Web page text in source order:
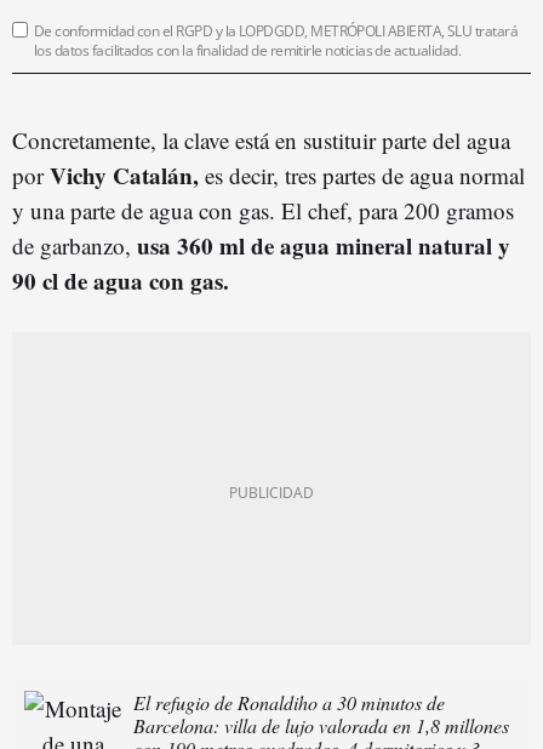
De conformidad con el RGPD y la LOPDGDD, METRÓPOLI ABIERTA, SLU tratará
los datos facilitados con la finalidad de remitirle noticias de actualidad.
Concretamente, la clave está en sustituir parte del agua
porVichy Catalán, es decir, tres partes de agua normal
y una parte de agua con gas. El chef, para 200 gramos
de garbanzo, usa 360 ml de agua mineral natural y
90 cl de agua con gas.
El refugio de Ronaldiho a 30 minutos de
Barcelona: villa de lujo valorada en 1,8 millones